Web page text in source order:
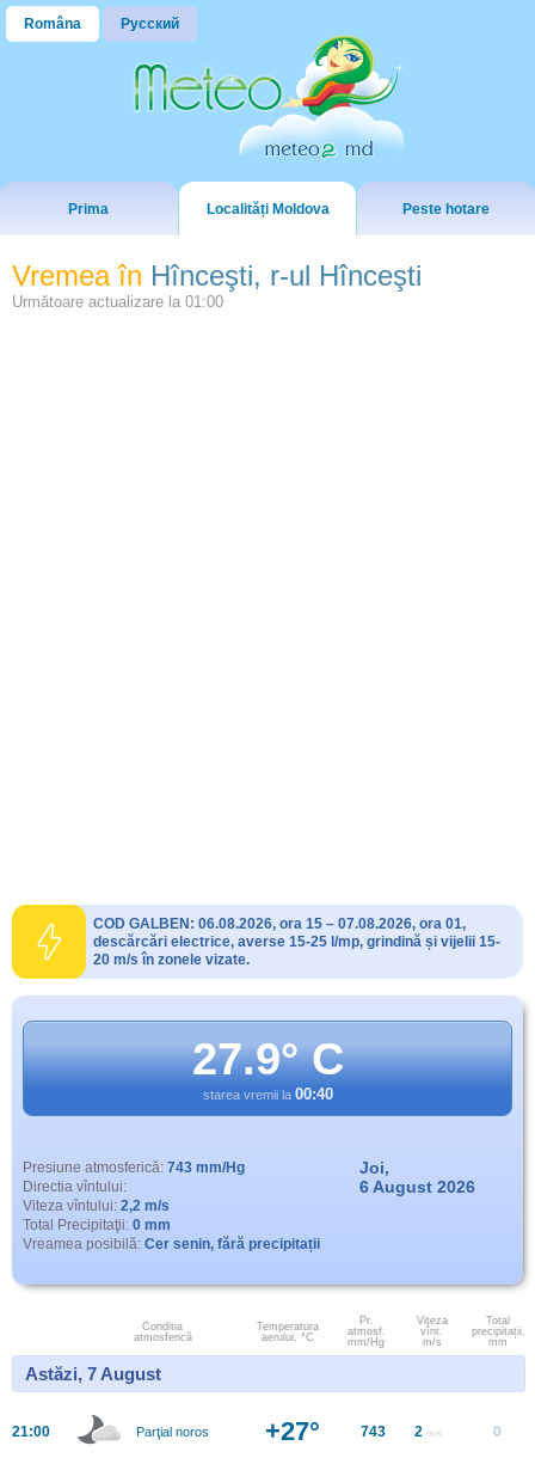
Româna Русский
Prima Localități Moldova Peste hotare
Vremea în Hînceşti, r-ul Hînceşti
Următoare actualizare la 01:00
COD GALBEN: 06.08.2026, ora 15 – 07.08.2026, ora 01,
descărcări electrice, averse 15-25 l/mp, grindină și vijelii 15-
20 m/s în zonele vizate.
27.9° C
starea vremii la 00:40
Presiune atmosferică: 743 mm/Hg
Directia vîntului:
Viteza vîntului: 2,2 m/s
Total Precipitaţii: 0 mm
Vreamea posibilă: Cer senin, fără precipitații
Joi,
6 August 2026
Conditia
atmosferică
Temperatura
aerului, °C
Pr.
atmosf.
mm/Hg
Viteza
vînt.
m/s
Total
precipitații,
mm
Astăzi, 7 August
21:00 Parţial noros +27° 743 2 m/s 0